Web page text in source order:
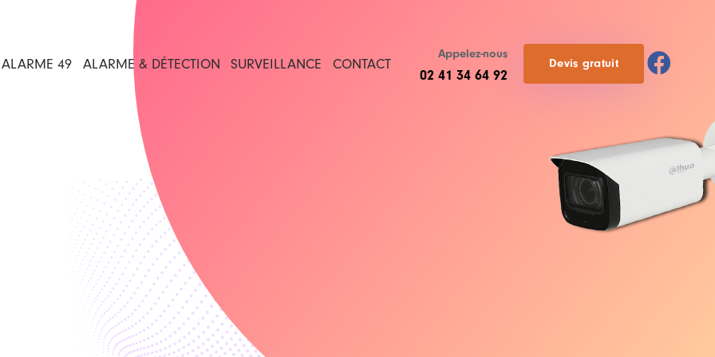
ALARME 49 ALARME & DÉTECTION SURVEILLANCE CONTACT
Appelez-nous
02 41 34 64 92
Devis gratuit